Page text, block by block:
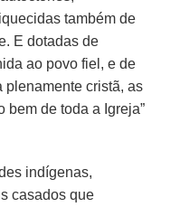
também de
E dotadas de
ao povo fiel, e de
plenamente cristã, as
bem de toda a Igreja”
indígenas,
casados que